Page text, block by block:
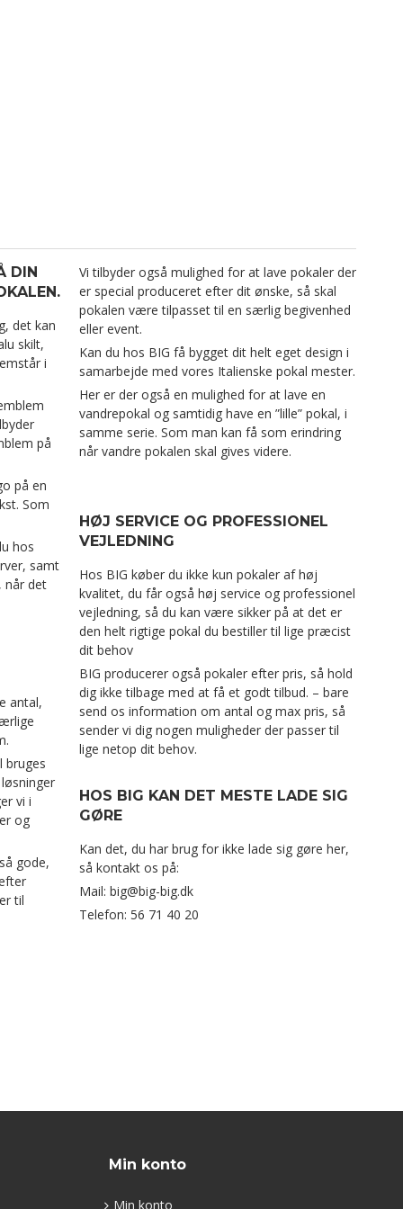
DIN
det kan
skilt,
i
på
på en
Som
hos
samt
når det
antal,
bruges
vi i
og
gode,
til
Vi tilbyder også mulighed for at lave pokaler der
er special produceret efter dit ønske, så skal
pokalen være tilpasset til en særlig begivenhed
eller event.
Kan du hos BIG få bygget dit helt eget design i
samarbejde med vores Italienske pokal mester.
Her er der også en mulighed for at lave en
vandrepokal og samtidig have en ”lille” pokal, i
samme serie. Som man kan få som erindring
når vandre pokalen skal gives videre.
HØJ SERVICE OG PROFESSIONEL
VEJLEDNING
Hos BIG køber du ikke kun pokaler af høj
kvalitet, du får også høj service og professionel
vejledning, så du kan være sikker på at det er
den helt rigtige pokal du bestiller til lige præcist
dit behov
BIG producerer også pokaler efter pris, så hold
dig ikke tilbage med at få et godt tilbud. – bare
send os information om antal og max pris, så
sender vi dig nogen muligheder der passer til
lige netop dit behov.
HOS BIG KAN DET MESTE LADE SIG
GØRE
Kan det, du har brug for ikke lade sig gøre her,
så kontakt os på:
Mail: big@big-big.dk
Telefon: 56 71 40 20
Min konto
Min konto